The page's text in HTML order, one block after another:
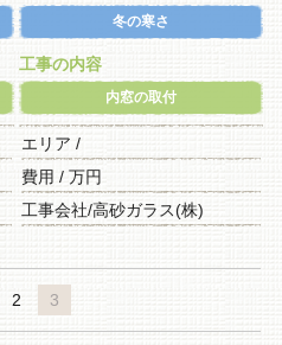
冬の寒さ
工事の内容
内窓の取付
エリア /
費用 / 万円
工事会社/高砂ガラス(株)
2 3